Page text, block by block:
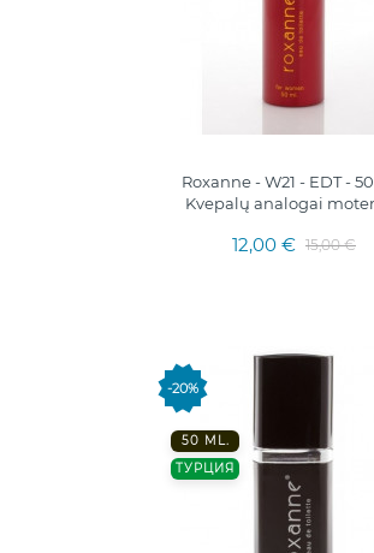
Roxanne - W21 - EDT -
Kvepalų analogai
12,00 € 15,00 €
-20%
50 ML.
ТУРЦИЯ